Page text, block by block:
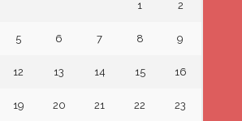
1 2
5 6 7 8 9
12 13 14 15 16
19 20 21 22 23